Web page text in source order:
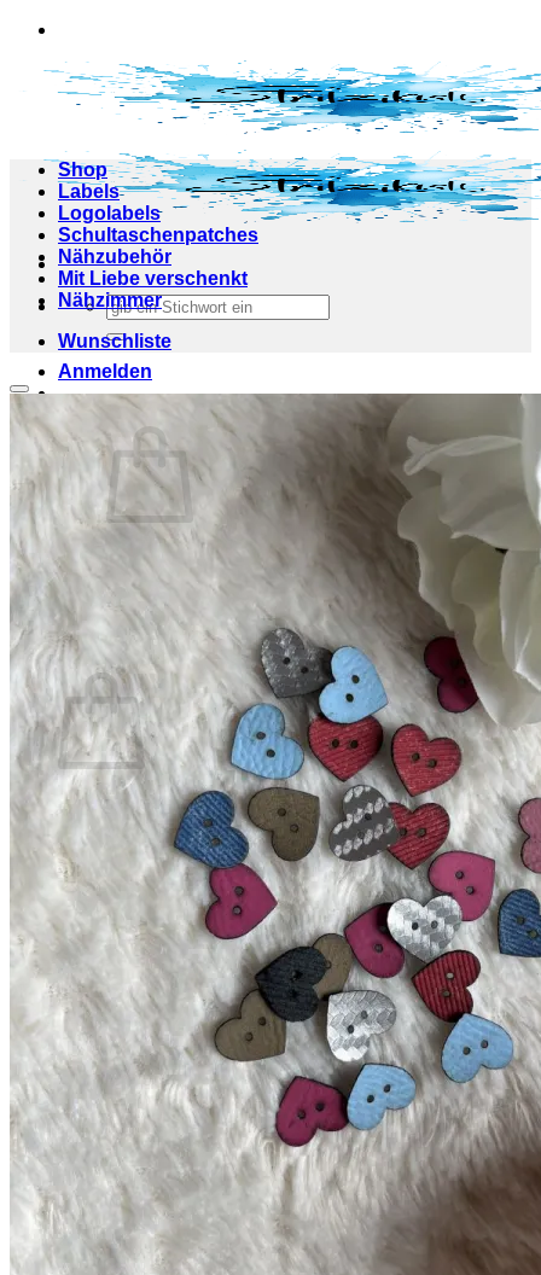
Zum
springen
Suchen
nach:
Anmelden
0,00€
Es befinden sich keine Produkte im Warenkorb.
Zurück zum Shop
0
Warenkorb
Es befinden sich keine Produkte im Warenkorb.
Zurück zum Shop
Shop
Labels
Logolabels
Schultaschenpatches
Nähzubehör
Mit Liebe verschenkt
Nähzimmer
Wunschliste
Add to wishlist